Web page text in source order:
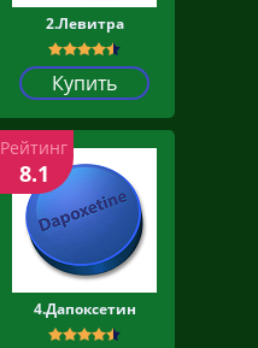
2.Левитра
Купить
4.Дапоксетин
Рейтинг
8.1